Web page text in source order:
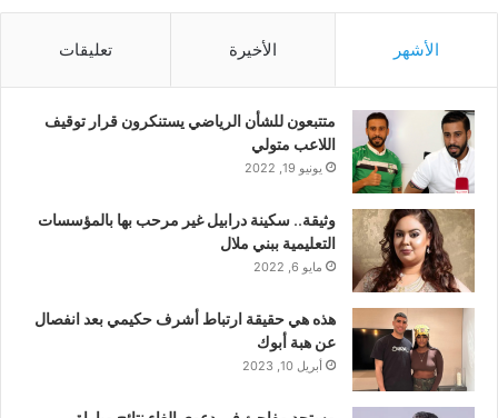
الأشهر الأخيرة تعليقات
متتبعون للشأن الرياضي يستنكرون قرار توقيف
اللاعب متولي
يونيو 19, 2022
وثيقة.. سكينة درابيل غير مرحب بها بالمؤسسات
التعليمية ببني ملال
مايو 6, 2022
هذه هي حقيقة ارتباط أشرف حكيمي بعد انفصال
عن هبة أبوك
أبريل 10, 2023